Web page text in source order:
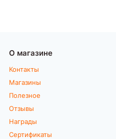
О магазине
Контакты
Магазины
Полезное
Отзывы
Награды
Сертификаты